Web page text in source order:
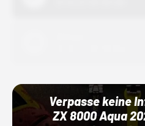
Verpasse keine
ZX 8000 Aqua